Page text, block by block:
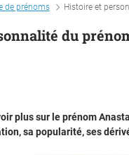
de prénoms Histoire et personnalité
du
plus sur le prénom
sa popularité, ses